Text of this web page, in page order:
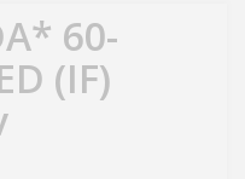
60-
(IF)